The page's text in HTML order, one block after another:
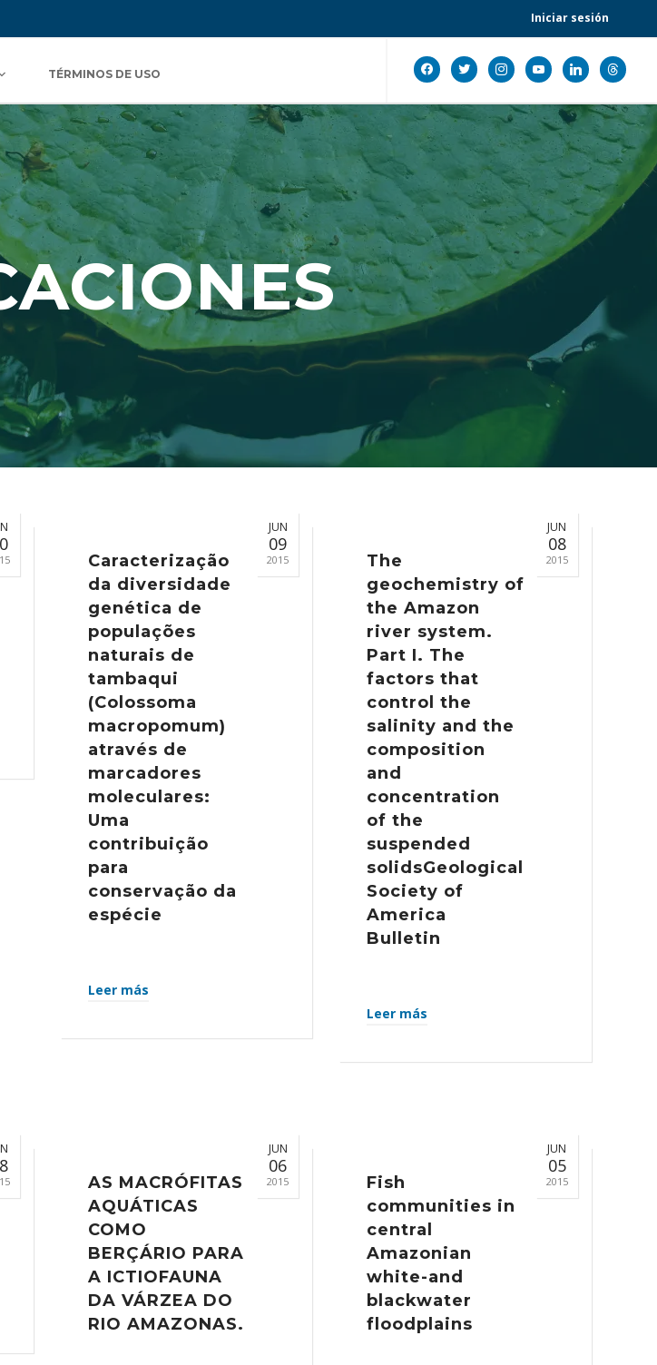
Iniciar sesión
TÉRMINOS DE USO
facebook
twitter instagramyoutubelinkedinthreads
JUN
09
2015
Caracterização
da diversidade
genética de
populações
naturais de
tambaqui
(Colossoma
macropomum)
através de
marcadores
moleculares:
Uma
contribuição
para
conservação da
espécie
Leer más
JUN
08
2015
The
geochemistry of
the Amazon
river system.
Part I. The
factors that
control the
salinity and the
composition
and
concentration
of the
suspended
solidsGeological
Society of
America
Bulletin
Leer más
JUN
06
2015
AS MACRÓFITAS
AQUÁTICAS
COMO
BERÇÁRIO PARA
A ICTIOFAUNA
DA VÁRZEA DO
RIO AMAZONAS.
JUN
05
2015
Fish
communities in
central
Amazonian
white-and
blackwater
floodplains